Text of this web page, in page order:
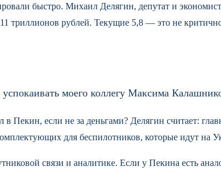
быстро. Михаил Делягин, депутат и
триллионов рублей. Текущие 5,8 — это не
моего коллегу Максима
в Пекин, если не за деньгами? Делягин считает:
для беспилотников, которые идут на
связи и аналитике. Если у Пекина есть